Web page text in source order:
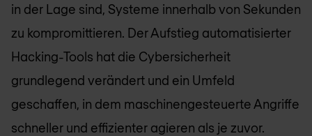
in der Lage sind, Systeme innerhalb von Sekunden
zu kompromittieren. Der Aufstieg automatisierter
Hacking-Tools hat die Cybersicherheit
grundlegend verändert und ein Umfeld
geschaffen, in dem maschinengesteuerte Angriffe
schneller und effizienter agieren als je zuvor.